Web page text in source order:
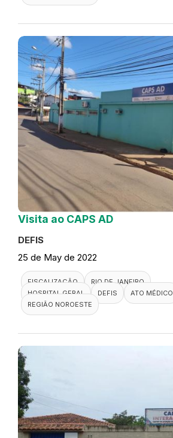
Visita ao CAPS AD
DEFIS
25 de May de 2022
FISCALIZAÇÃO
RIO DE JANEIRO
HOSPITAL GERAL
DEFIS
ATO MÉDICO
REGIÃO NOROESTE